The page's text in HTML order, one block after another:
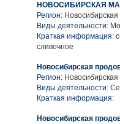
НОВОСИБИРСКАЯ
Регион: Новосибирская
Виды деятельности:
Краткая информация:
сливочное
Новосибирская
Регион: Новосибирская
Виды деятельности:
Краткая информация:
Новосибирская